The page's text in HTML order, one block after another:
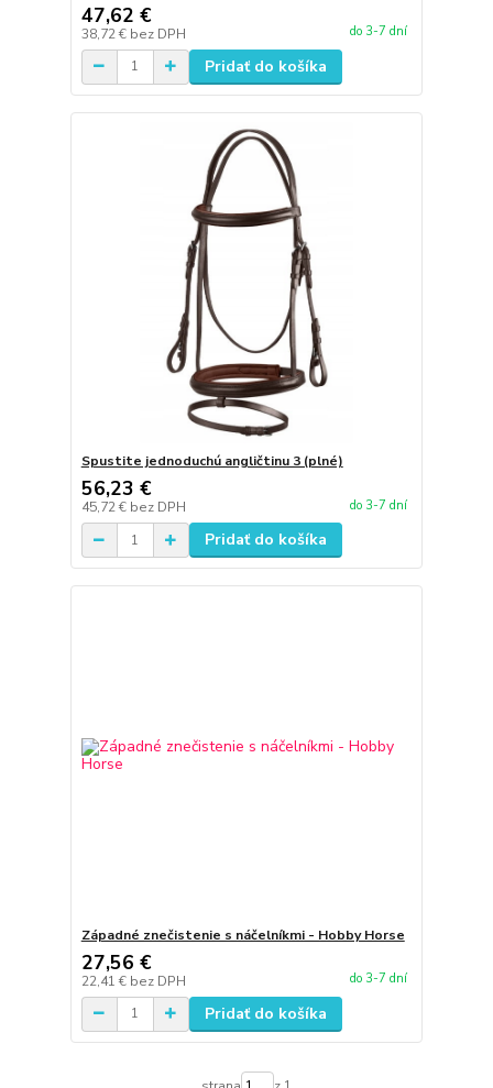
47,62 €
38,72 € bez DPH do 3-7 dní
Pridať do košíka
Spustite jednoduchú angličtinu 3 (plné)
56,23 €
45,72 € bez DPH do 3-7 dní
Pridať do košíka
Západné znečistenie s náčelníkmi - Hobby Horse
27,56 €
22,41 € bez DPH do 3-7 dní
Pridať do košíka